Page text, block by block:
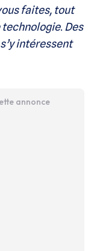
faites, tout
. Des
intéressent
annonce